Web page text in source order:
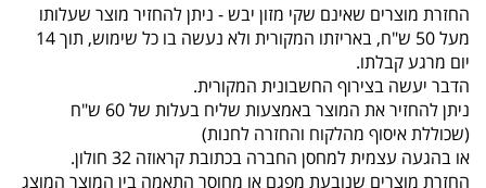
החזרת מוצרים שאינם שקי מזון יבש - ניתן להחזיר מוצר שעלותו
מעל 50 ש"ח, באריזתו המקורית ולא נעשה בו כל שימוש, תוך 14
יום מרגע קבלתו.
הדבר יעשה בצירוף החשבונית המקורית.
ניתן להחזיר את המוצר באמצעות שליח בעלות של 60 ש"ח
(שכוללת איסוף מהלקוח והחזרה לחנות)
או בהגעה עצמית למחסן החברה בכתובת קראוזה 32 חולון.
החזרת מוצרים שנובעת מפגם או מחוסר התאמה בין המוצר המוצג